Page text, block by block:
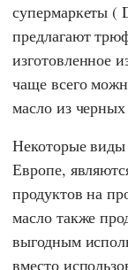
супермаркеты (
предлагают
изготовленное
чаще всего
масло из
Некоторые
Европе,
продуктов на
масло также
выгодным
вместо